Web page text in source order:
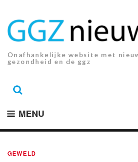
inhoud.
Onafhankelijke website met
gezondheid en de ggz
MENU
GEWELD